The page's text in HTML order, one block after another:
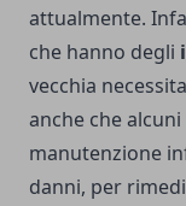
attualmente.
che hanno degli
vecchia
anche che
manutenzione
danni, per